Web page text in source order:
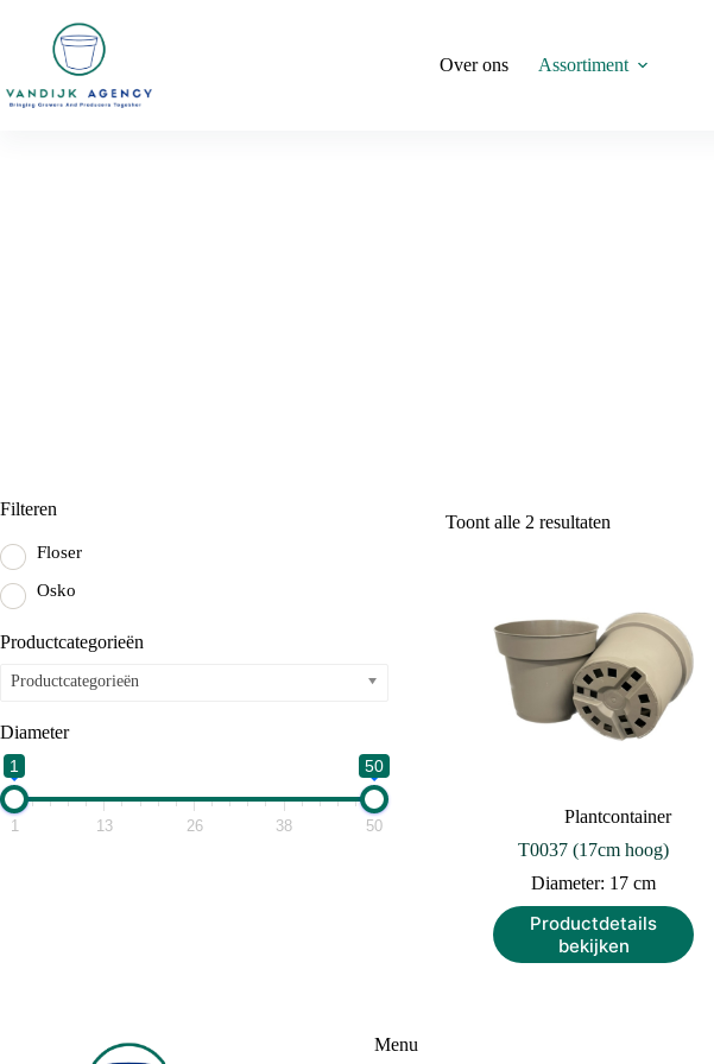
Over ons Assortiment
Toont alle 2 resultaten
Plantcontainer
T0037 (17cm hoog)
Diameter: 17 cm
Productdetails
bekijken
Filteren
Floser
Osko
Productcategorieën
Productcategorieën
Diameter
1 50
1 13 26 38 50
Menu